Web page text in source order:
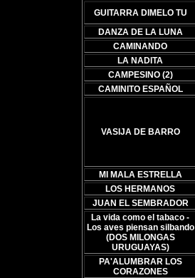
GUITARRA DIMELO TU
DANZA DE LA LUNA
CAMINANDO
LA NADITA
CAMPESINO (2)
CAMINITO ESPAÑOL
VASIJA DE BARRO
MI MALA ESTRELLA
LOS HERMANOS
JUAN EL SEMBRADOR
La vida como el tabaco -
Los aves piensan silbando
(DOS MILONGAS
URUGUAYAS)
PA'ALUMBRAR LOS
CORAZONES